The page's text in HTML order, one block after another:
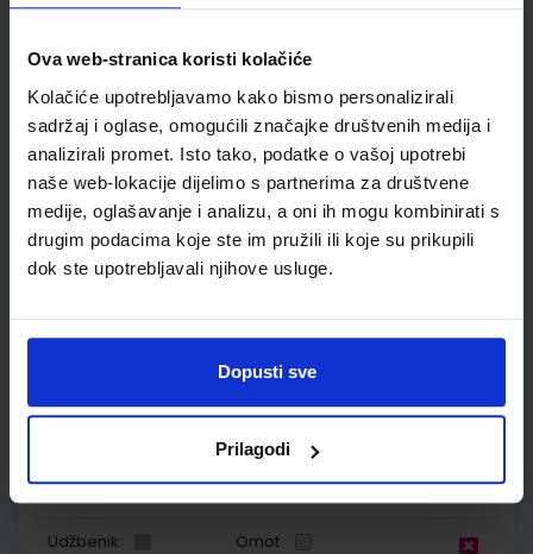
Ova web-stranica koristi kolačiće
Kolačiće upotrebljavamo kako bismo personalizirali
sadržaj i oglase, omogućili značajke društvenih medija i
analizirali promet. Isto tako, podatke o vašoj upotrebi
naše web-lokacije dijelimo s partnerima za društvene
medije, oglašavanje i analizu, a oni ih mogu kombinirati s
drugim podacima koje ste im pružili ili koje su prikupili
dok ste upotrebljavali njihove usluge.
Dopusti sve
Prilagodi
NINA I TINO 3; 2. dio, udžbenik prirode i društva za treći razred
Nakladnik:PROFIL KLETT d.o.o. Registarski broj ministarstva:7159
SKU: 567191 CIJENA: 5,55 €
ŠIFRA OMOTA: 500178
Udžbenik Omot
EUREKA 3; udžbenik prirode i društva s dodatnim digitalnim
sadržajima u trećem razredu osnovne škole
Bakarić Palička Ćorić Grgić Križanac Lukša
CIJENA: 10,80 €
ŠIFRA OMOTA:
Udžbenik Omot